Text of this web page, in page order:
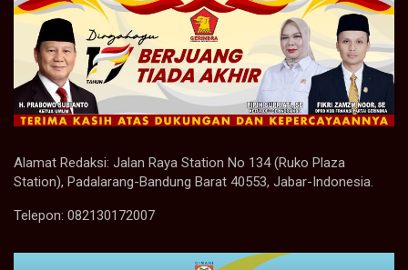
Alamat Redaksi: Jalan Raya Station No 134 (Ruko Plaza
Station), Padalarang-Bandung Barat 40553, Jabar-Indonesia.
Telepon: 082130172007